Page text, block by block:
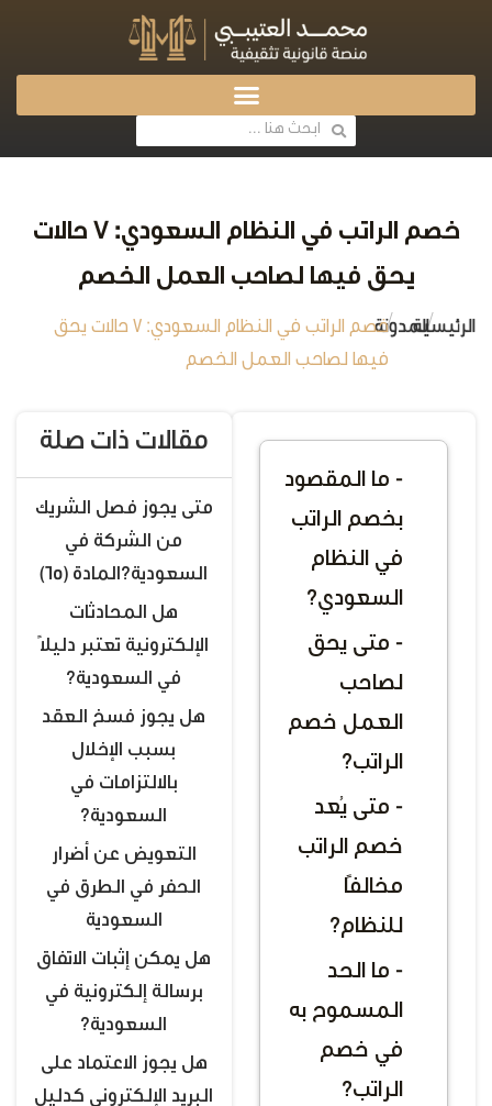
خصم الراتب في النظام السعودي: 7 حالات
يحق فيها لصاحب العمل الخصم
الرئيسية
/المدونة
/
خصم الراتب في النظام السعودي: 7 حالات يحق
فيها لصاحب العمل الخصم
- ما المقصود
بخصم الراتب
في النظام
السعودي؟
- متى يحق
لصاحب
العمل خصم
الراتب؟
- متى يُعد
خصم الراتب
مخالفًا
للنظام؟
- ما الحد
المسموح به
في خصم
الراتب؟
مقالات ذات صلة
متى يجوز فصل الشريك
من الشركة في
السعودية؟المادة (65)
هل المحادثات
الإلكترونية تعتبر دليلًا
في السعودية؟
هل يجوز فسخ العقد
بسبب الإخلال
بالالتزامات في
السعودية؟
التعويض عن أضرار
الحفر في الطرق في
السعودية
هل يمكن إثبات الاتفاق
برسالة إلكترونية في
السعودية؟
هل يجوز الاعتماد على
البريد الإلكتروني كدليل